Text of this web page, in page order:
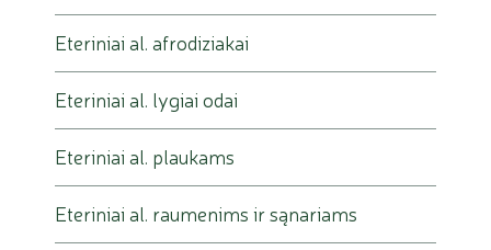
Eteriniai al. afrodiziakai
Eteriniai al. lygiai odai
Eteriniai al. plaukams
Eteriniai al. raumenims ir sąnariams